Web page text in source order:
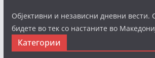
Објективни и независни дневни вести.
бидете во тек со настаните во
Категории